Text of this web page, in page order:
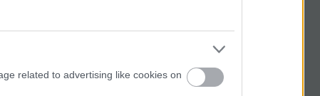
related to advertising like cookies on
katt ide:
2014 március (92)
(88
2014 január (97
2013 december